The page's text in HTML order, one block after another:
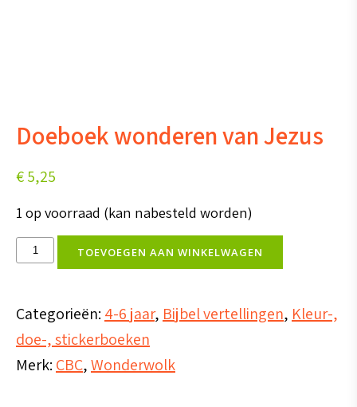
Doeboek wonderen van Jezus
€5,25
1 op voorraad (kan nabesteld worden)
Doeboek
wonderen
Jezus
aantal
TOEVOEGEN AAN WINKELWAGEN
Categorieën: 4-6 jaar, Bijbel vertellingen, Kleur-,
doe-, stickerboeken
Merk: CBC,Wonderwolk